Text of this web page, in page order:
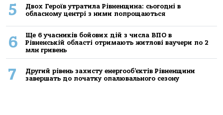
5
Двох Героїв утратила Рівненщина: сьогодні в
обласному центрі з ними попрощаються
6
Ще 6 учасників бойових дій з числа ВПО в
Рівненській області отримають житлові ваучери по 2
млн гривень
7
Другий рівень захисту енергооб’єктів Рівненщини
завершать до початку опалювального сезону